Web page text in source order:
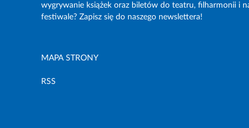
wygrywanie książek oraz biletów do teatru, filharmonii i
festiwale? Zapisz się do naszego newslettera!
MAPA STRONY
RSS